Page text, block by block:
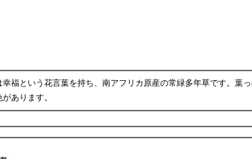
幸福という花言葉を持ち、南アフリカ原産の常緑多年草です。
あります。